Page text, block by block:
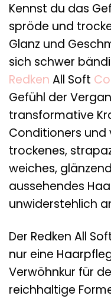
Kennst du das
spröde und
Glanz und
sich schwer
Redken All Soft
Gefühl der
transformative
Conditioners und
trockenes,
weiches,
aussehendes
unwiderstehlich
Der Redken All
nur eine
Verwöhnkur für
reichhaltige